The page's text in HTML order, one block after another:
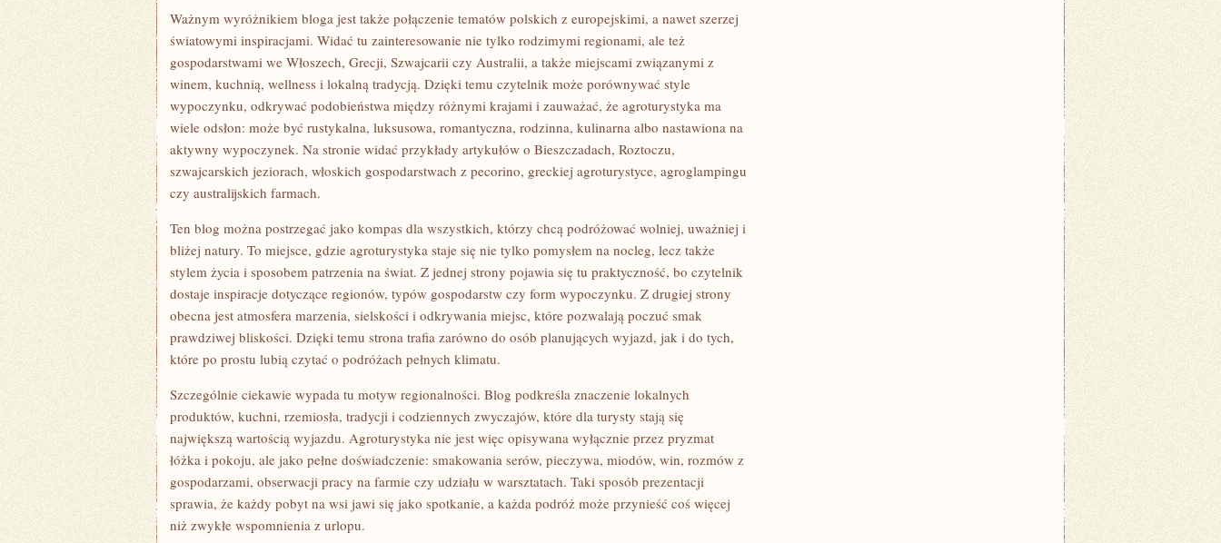
Ważnym wyróżnikiem bloga jest także połączenie tematów polskich z europejskimi, a nawet szerzej
światowymi inspiracjami. Widać tu zainteresowanie nie tylko rodzimymi regionami, ale też
gospodarstwami we Włoszech, Grecji, Szwajcarii czy Australii, a także miejscami związanymi z
winem, kuchnią, wellness i lokalną tradycją. Dzięki temu czytelnik może porównywać style
wypoczynku, odkrywać podobieństwa między różnymi krajami i zauważać, że agroturystyka ma
wiele odsłon: może być rustykalna, luksusowa, romantyczna, rodzinna, kulinarna albo nastawiona na
aktywny wypoczynek. Na stronie widać przykłady artykułów o Bieszczadach, Roztoczu,
szwajcarskich jeziorach, włoskich gospodarstwach z pecorino, greckiej agroturystyce, agroglampingu
czy australijskich farmach.
Ten blog można postrzegać jako kompas dla wszystkich, którzy chcą podróżować wolniej, uważniej i
bliżej natury. To miejsce, gdzie agroturystyka staje się nie tylko pomysłem na nocleg, lecz także
stylem życia i sposobem patrzenia na świat. Z jednej strony pojawia się tu praktyczność, bo czytelnik
dostaje inspiracje dotyczące regionów, typów gospodarstw czy form wypoczynku. Z drugiej strony
obecna jest atmosfera marzenia, sielskości i odkrywania miejsc, które pozwalają poczuć smak
prawdziwej bliskości. Dzięki temu strona trafia zarówno do osób planujących wyjazd, jak i do tych,
które po prostu lubią czytać o podróżach pełnych klimatu.
Szczególnie ciekawie wypada tu motyw regionalności. Blog podkreśla znaczenie lokalnych
produktów, kuchni, rzemiosła, tradycji i codziennych zwyczajów, które dla turysty stają się
największą wartością wyjazdu. Agroturystyka nie jest więc opisywana wyłącznie przez pryzmat
łóżka i pokoju, ale jako pełne doświadczenie: smakowania serów, pieczywa, miodów, win, rozmów z
gospodarzami, obserwacji pracy na farmie czy udziału w warsztatach. Taki sposób prezentacji
sprawia, że każdy pobyt na wsi jawi się jako spotkanie, a każda podróż może przynieść coś więcej
niż zwykłe wspomnienia z urlopu.